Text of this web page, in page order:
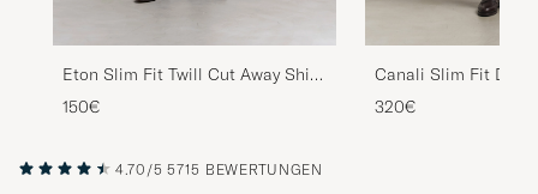
Eton Slim Fit Twill Cut Away Shirt
Light Blue
150€
Canali Slim Fit
Blue Stripe
320€
4.70/5 5715 BEWERTUNGEN